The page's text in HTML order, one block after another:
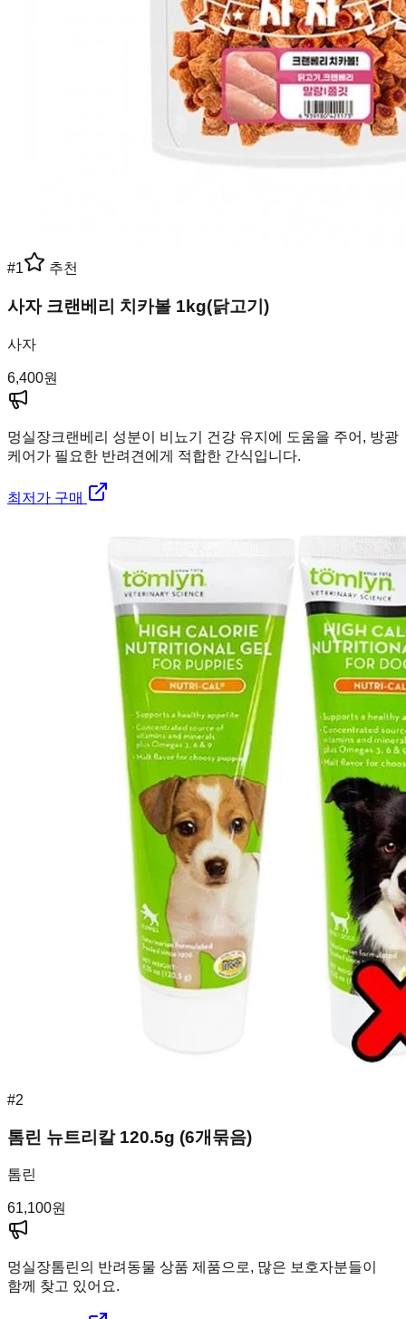
#1 추천
사자 크랜베리 치카볼 1kg(닭고기)
사자
6,400원
멍실장크랜베리 성분이 비뇨기 건강 유지에 도움을 주어, 방광
케어가 필요한 반려견에게 적합한 간식입니다.
최저가 구매
#2
톰린 뉴트리칼 120.5g (6개묶음)
톰린
61,100원
멍실장톰린의 반려동물 상품 제품으로, 많은 보호자분들이
함께 찾고 있어요.